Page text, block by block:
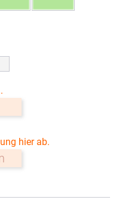
hier ab.